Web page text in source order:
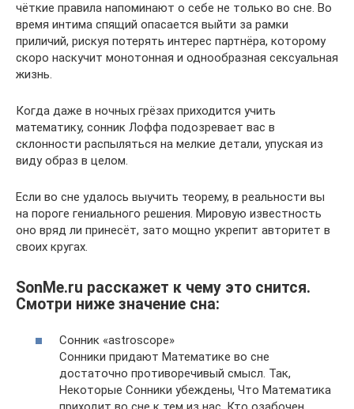
чёткие правила напоминают о себе не только во сне. Во
время интима спящий опасается выйти за рамки
приличий, рискуя потерять интерес партнёра, которому
скоро наскучит монотонная и однообразная сексуальная
жизнь.
Когда даже в ночных грёзах приходится учить
математику, сонник Лоффа подозревает вас в
склонности распыляться на мелкие детали, упуская из
виду образ в целом.
Если во сне удалось выучить теорему, в реальности вы
на пороге гениального решения. Мировую известность
оно вряд ли принесёт, зато мощно укрепит авторитет в
своих кругах.
SonMe.ru расскажет к чему это снится.
Смотри ниже значение сна:
Сонник «astroscope»
Сонники придают Математике во сне
достаточно противоречивый смысл. Так,
Некоторые Сонники убеждены, Что Математика